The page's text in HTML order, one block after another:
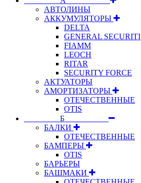
АВТОЛИНЫ
АККУМУЛЯТОРЫ
DELTA
GENERAL SECURITI
FIAMM
LEOCH
RITAR
SECURITY FORCE
АКТУАТОРЫ
АМОРТИЗАТОРЫ
ОТЕЧЕСТВЕННЫЕ
OTIS
⠀⠀⠀⠀⠀⠀Б⠀⠀⠀⠀⠀⠀⠀
БАЛКИ
ОТЕЧЕСТВЕННЫЕ
БАМПЕРЫ
OTIS
БАРЬЕРЫ
БАШМАКИ